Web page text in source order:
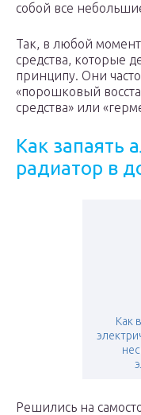
собой все
Так, в любой
средства, которые
принципу. Они
«порошковый
средства» или
Как запаять
радиатор в
Как
Решились на